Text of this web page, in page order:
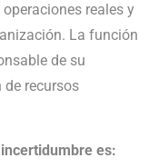
reales y
La función
de su
recursos
es: